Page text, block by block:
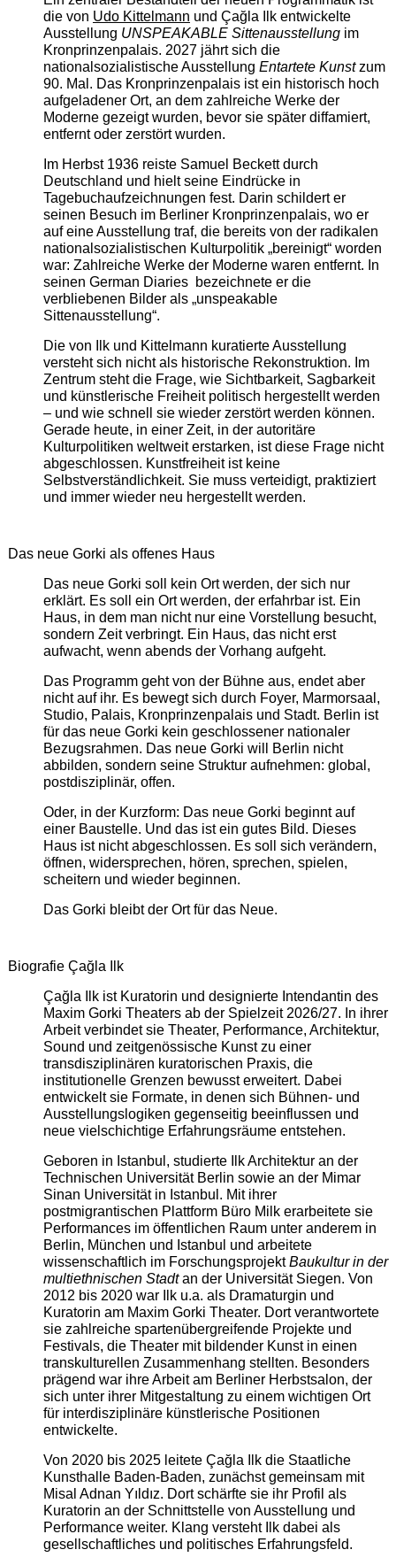
die von Udo Kittelmann und Çağla Ilk entwickelte
Ausstellung UNSPEAKABLE Sittenausstellungim
Kronprinzenpalais. 2027 jährt sich die
nationalsozialistische Ausstellung Entartete Kunstzum
90. Mal. Das Kronprinzenpalais ist ein historisch hoch
aufgeladener Ort, an dem zahlreiche Werke der
Moderne gezeigt wurden, bevor sie später diffamiert,
entfernt oder zerstört wurden.
Im Herbst 1936 reiste Samuel Beckett durch
Deutschland und hielt seine Eindrücke in
Tagebuchaufzeichnungen fest. Darin schildert er
seinen Besuch im Berliner Kronprinzenpalais, wo er
auf eine Ausstellung traf, die bereits von der radikalen
nationalsozialistischen Kulturpolitik „bereinigt“ worden
war: Zahlreiche Werke der Moderne waren entfernt. In
seinen German Diaries bezeichnete er die
verbliebenen Bilder als „unspeakable
Sittenausstellung“.
Die von Ilk und Kittelmann kuratierte Ausstellung
versteht sich nicht als historische Rekonstruktion. Im
Zentrum steht die Frage, wie Sichtbarkeit, Sagbarkeit
und künstlerische Freiheit politisch hergestellt werden
– und wie schnell sie wieder zerstört werden können.
Gerade heute, in einer Zeit, in der autoritäre
Kulturpolitiken weltweit erstarken, ist diese Frage nicht
abgeschlossen. Kunstfreiheit ist keine
Selbstverständlichkeit. Sie muss verteidigt, praktiziert
und immer wieder neu hergestellt werden.
Das neue Gorki als offenes Haus
Das neue Gorki soll kein Ort werden, der sich nur
erklärt. Es soll ein Ort werden, der erfahrbar ist. Ein
Haus, in dem man nicht nur eine Vorstellung besucht,
sondern Zeit verbringt. Ein Haus, das nicht erst
aufwacht, wenn abends der Vorhang aufgeht.
Das Programm geht von der Bühne aus, endet aber
nicht auf ihr. Es bewegt sich durch Foyer, Marmorsaal,
Studio, Palais, Kronprinzenpalais und Stadt. Berlin ist
für das neue Gorki kein geschlossener nationaler
Bezugsrahmen. Das neue Gorki will Berlin nicht
abbilden, sondern seine Struktur aufnehmen: global,
postdisziplinär, offen.
Oder, in der Kurzform: Das neue Gorki beginnt auf
einer Baustelle. Und das ist ein gutes Bild. Dieses
Haus ist nicht abgeschlossen. Es soll sich verändern,
öffnen, widersprechen, hören, sprechen, spielen,
scheitern und wieder beginnen.
Das Gorki bleibt der Ort für das Neue.
Biografie Çağla Ilk
Çağla Ilk ist Kuratorin und designierte Intendantin des
Maxim Gorki Theaters ab der Spielzeit 2026/27. In ihrer
Arbeit verbindet sie Theater, Performance, Architektur,
Sound und zeitgenössische Kunst zu einer
transdisziplinären kuratorischen Praxis, die
institutionelle Grenzen bewusst erweitert. Dabei
entwickelt sie Formate, in denen sich Bühnen- und
Ausstellungslogiken gegenseitig beeinflussen und
neue vielschichtige Erfahrungsräume entstehen.
Geboren in Istanbul, studierte Ilk Architektur an der
Technischen Universität Berlin sowie an der Mimar
Sinan Universität in Istanbul. Mit ihrer
postmigrantischen Plattform Büro Milk erarbeitete sie
Performances im öffentlichen Raum unter anderem in
Berlin, München und Istanbul und arbeitete
wissenschaftlich im ForschungsprojektBaukultur in der
multiethnischen Stadtan der Universität Siegen. Von
2012 bis 2020 war Ilk u.a. als Dramaturgin und
Kuratorin am Maxim Gorki Theater. Dort verantwortete
sie zahlreiche spartenübergreifende Projekte und
Festivals, die Theater mit bildender Kunst in einen
transkulturellen Zusammenhang stellten. Besonders
prägend war ihre Arbeit am Berliner Herbstsalon, der
sich unter ihrer Mitgestaltung zu einem wichtigen Ort
für interdisziplinäre künstlerische Positionen
entwickelte.
Von 2020 bis 2025 leitete Çağla Ilk die Staatliche
Kunsthalle Baden-Baden, zunächst gemeinsam mit
Misal Adnan Yıldız. Dort schärfte sie ihr Profil als
Kuratorin an der Schnittstelle von Ausstellung und
Performance weiter. Klang versteht Ilk dabei als
gesellschaftliches und politisches Erfahrungsfeld.